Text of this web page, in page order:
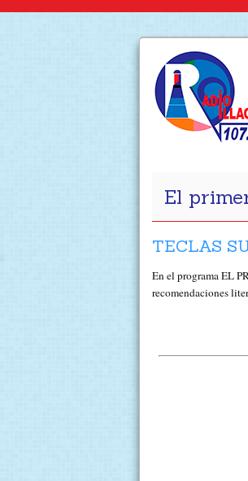
El
TECLAS
En el programa EL
recomendaciones